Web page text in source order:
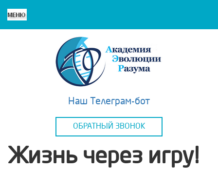
Наш Телеграм-бот
ОБРАТНЫЙ ЗВОНОК
Жизнь через игру!